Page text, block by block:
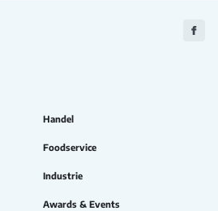
Zu
Handel
Foodservice
Industrie
Awards & Events